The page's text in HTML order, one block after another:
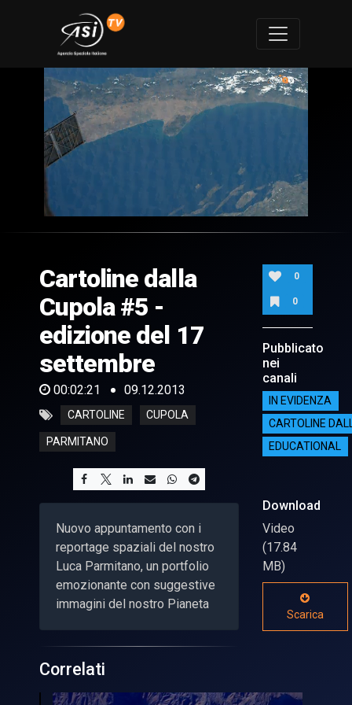
of
21
seconds
Cartoline dalla
Cupola #5 -
edizione del 17
settembre
00:02:21 09.12.2013
CARTOLINE CUPOLA
PARMITANO
Nuovo appuntamento con i
reportage spaziali del nostro
Luca Parmitano, un portfolio
emozionante con suggestive
immagini del nostro Pianeta
0
0
Pubblicato
nei
canali
IN EVIDENZA
CARTOLINE
EDUCATIONAL
Download
Video
(17.84
MB)
Scarica
Correlati